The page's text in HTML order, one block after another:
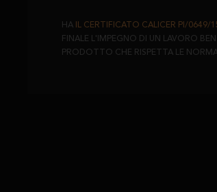
HA IL CERTIFICATO CALICER PI/0649/
FINALE L'IMPEGNO DI UN LAVORO
PRODOTTO CHE RISPETTA LE